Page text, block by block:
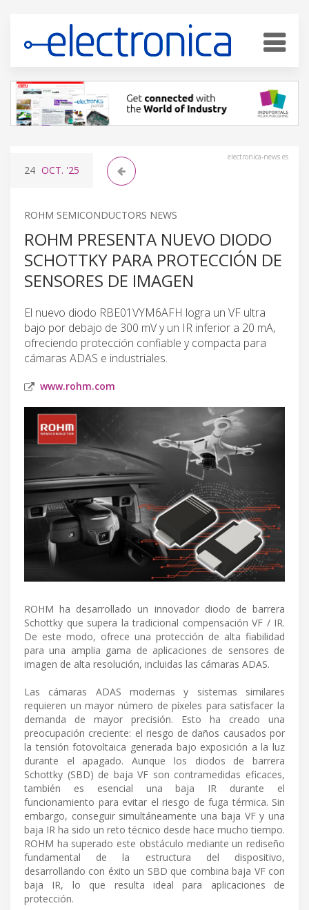
electronica-news.es
24 OCT. '25
ROHM SEMICONDUCTORS NEWS
ROHM PRESENTA NUEVO DIODO
SCHOTTKY PARA PROTECCIÓN DE
SENSORES DE IMAGEN
El nuevo diodo RBE01VYM6AFH logra un VF ultra
bajo por debajo de 300 mV y un IR inferior a 20 mA,
ofreciendo protección confiable y compacta para
cámaras ADAS e industriales.
www.rohm.com
ROHM ha desarrollado un innovador diodo de barrera
Schottky que supera la tradicional compensación VF / IR.
De este modo, ofrece una protección de alta fiabilidad
para una amplia gama de aplicaciones de sensores de
imagen de alta resolución, incluidas las cámaras ADAS.
Las cámaras ADAS modernas y sistemas similares
requieren un mayor número de píxeles para satisfacer la
demanda de mayor precisión. Esto ha creado una
preocupación creciente: el riesgo de daños causados por
la tensión fotovoltaica generada bajo exposición a la luz
durante el apagado. Aunque los diodos de barrera
Schottky (SBD) de baja VF son contramedidas eficaces,
también es esencial una baja IR durante el
funcionamiento para evitar el riesgo de fuga térmica. Sin
embargo, conseguir simultáneamente una baja VF y una
baja IR ha sido un reto técnico desde hace mucho tiempo.
ROHM ha superado este obstáculo mediante un rediseño
fundamental de la estructura del dispositivo,
desarrollando con éxito un SBD que combina baja VF con
baja IR, lo que resulta ideal para aplicaciones de
protección.